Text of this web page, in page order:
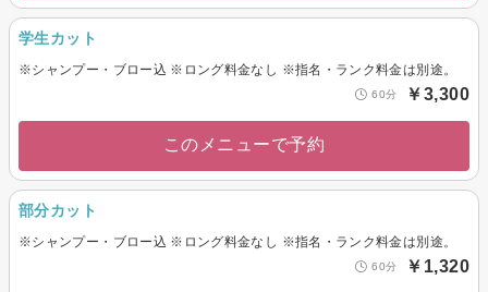
学生カット
※シャンプー・ブロー込 ※ロング料金なし ※指名・ランク料金は別途。
60分 ￥3,300
このメニューで予約
部分カット
※シャンプー・ブロー込 ※ロング料金なし ※指名・ランク料金は別途。
60分 ￥1,320